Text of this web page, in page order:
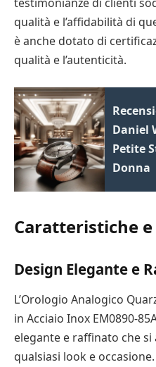
qualità e l’affidabilità di
è anche dotato di
qualità e l’autenticità.
Daniel
Petite
Donna
Caratteristiche
Design Elegante e
L’Orologio Analogico
in Acciaio Inox EM0890-
elegante e raffinato che
qualsiasi look e